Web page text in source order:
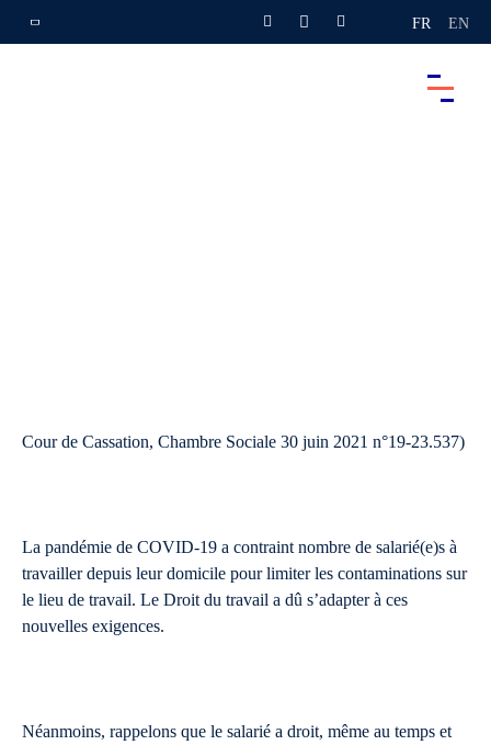
FR EN
Cour de Cassation, Chambre Sociale 30 juin 2021 n°19-23.537)
La pandémie de COVID-19 a contraint nombre de salarié(e)s à
travailler depuis leur domicile pour limiter les contaminations sur
le lieu de travail. Le Droit du travail a dû s’adapter à ces
nouvelles exigences.
Néanmoins, rappelons que le salarié a droit, même au temps et